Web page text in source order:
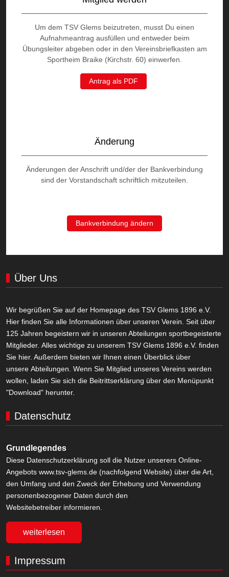
Um dem TSV Glems beizutreten, musst Du einen
Aufnahmeantrag ausfüllen und entweder beim
Übungsleiter abgeben oder in den Vereinsbriefkasten am
Sportheim Braike (Kirchstr. 60) einwerfen.
Antrag als PDF
Änderung
Änderungen der Anschrift und/der der Bankverbindung
sind der Vorstandschaft schriftlich mitzuteilen.
Bankverbindung ändern
Über Uns
Wir begrüßen Sie auf der Homepage des TSV Glems 1896 e.V.
Hier finden Sie alle Informationen über unseren Verein. Seit über
125 Jahren begeistern wir in unseren Abteilungen sportbegeisterte
Mitglieder. Alles wichtige zu unserem TSV Glems 1896 e.V. finden
Sie hier. Außerdem bieten wir Ihnen einen Überblick über
unsere Abteilungen. Wenn Sie Mitglied unseres Vereins werden
wollen, laden Sie sich die Beitrittserklärung über den Menüpunkt
"Download" herunter.
Datenschutz
Grundlegendes
Diese Datenschutzerklärung soll die Nutzer unserers Online-
Angebots www.tsv-glems.de (nachfolgend Website) über die Art,
den Umfang und den Zweck der Erhebung und Verwendung
personenbezogener Daten durch den
Websitebetreiber informieren.
weiterlesen
Impressum